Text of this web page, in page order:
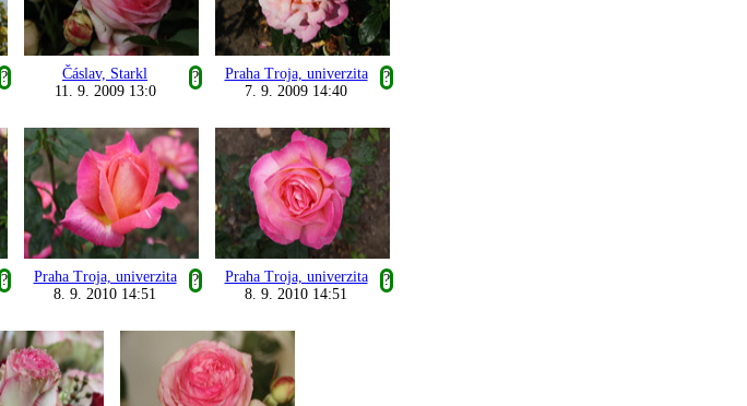
?
Čáslav, Starkl
?
11. 9. 2009 13:0
Praha Troja, univerzita
?
7. 9. 2009 14:40
?
Praha Troja, univerzita
?
8. 9. 2010 14:51
Praha Troja, univerzita
?
8. 9. 2010 14:51